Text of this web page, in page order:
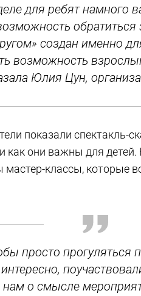
для ребят намного
обратиться
создан именно
возможность
Юлия Цун,
показали спектакль-
как они важны для
классы, которые
просто прогуляться
о смысле